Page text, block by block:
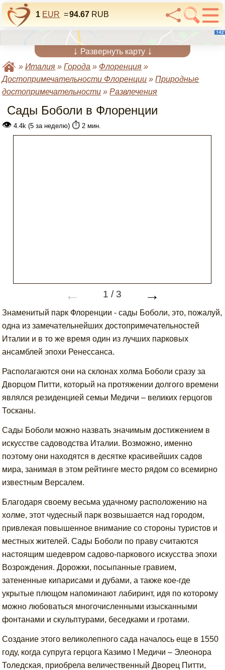
1 EUR =94.67 RUB
↓ Развернуть карту ↓
»Италия »Города » Флоренция »
Достопримечательности Флоренции »Природные
достопримечательности »Развлечения
Сады Боболи в Флоренции
👁 4.4k (5 за неделю) ⏱️ 2 мин.
← 1 /3 →
Знаменитый парк Флоренции - сады Боболи, это, пожалуй,
одна из замечательнейших достопримечательностей
Италии и в то же время один из лучших парковых
ансамблей эпохи Ренессанса.
Располагаются они на склонах холма Боболи сразу за
Дворцом Питти, который на протяжении долгого времени
являлся резиденцией семьи Медичи – великих герцогов
Тосканы.
Сады Боболи можно назвать значимым достижением в
искусстве садоводства Италии. Возможно, именно
поэтому они находятся в десятке красивейших садов
мира, занимая в этом рейтинге место рядом со всемирно
известным Версалем.
Благодаря своему весьма удачному расположению на
холме, этот чудесный парк возвышается над городом,
привлекая повышенное внимание со стороны туристов и
местных жителей. Сады Боболи по праву считаются
настоящим шедевром садово-паркового искусства эпохи
Возрождения. Дорожки, посыпанные гравием,
затененные кипарисами и дубами, а также кое-где
укрытые плющом напоминают лабиринт, идя по которому
можно любоваться многочисленными изысканными
фонтанами и скульптурами, беседками и гротами.
Создание этого великолепного сада началось еще в 1550
году, когда супруга герцога Казимо I Медичи – Элеонора
Толедская, приобрела величественный Дворец Питти,